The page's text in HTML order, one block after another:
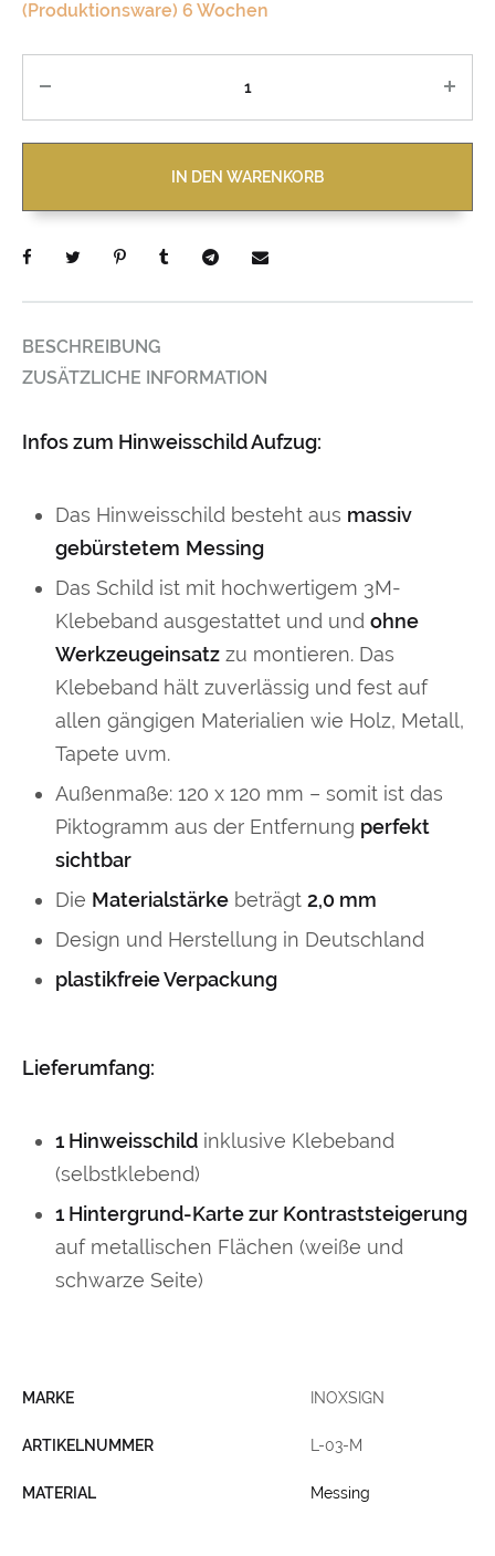
(Produktionsware) 6 Wochen
IN DEN WARENKORB
BESCHREIBUNG
ZUSÄTZLICHE INFORMATION
Infos zum Hinweisschild Aufzug:
Das Hinweisschild besteht aus massiv
gebürstetem Messing
Das Schild ist mit hochwertigem 3M-
Klebeband ausgestattet und und ohne
Werkzeugeinsatz zu montieren. Das
Klebeband hält zuverlässig und fest auf
allen gängigen Materialien wie Holz, Metall,
Tapete uvm.
Außenmaße: 120 x 120 mm – somit ist das
Piktogramm aus der Entfernung perfekt
sichtbar
Die Materialstärke beträgt 2,0 mm
Design und Herstellung in Deutschland
plastikfreie Verpackung
Lieferumfang:
1 Hinweisschild inklusive Klebeband
(selbstklebend)
1 Hintergrund-Karte zur Kontraststeigerung
auf metallischen Flächen (weiße und
schwarze Seite)
MARKE INOXSIGN
ARTIKELNUMMER L-03-M
MATERIAL Messing